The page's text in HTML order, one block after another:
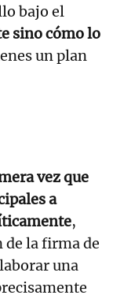
bajo el
sino cómo lo
un plan
vez que
a
,
de la firma de
una